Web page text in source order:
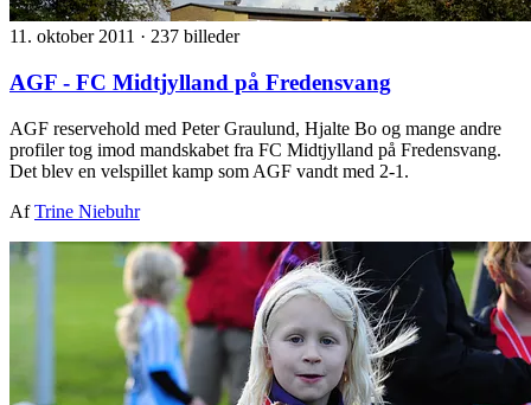
11. oktober 2011 · 237 billeder
AGF - FC Midtjylland på Fredensvang
AGF reservehold med Peter Graulund, Hjalte Bo og mange andre
profiler tog imod mandskabet fra FC Midtjylland på Fredensvang.
Det blev en velspillet kamp som AGF vandt med 2-1.
AfTrine Niebuhr